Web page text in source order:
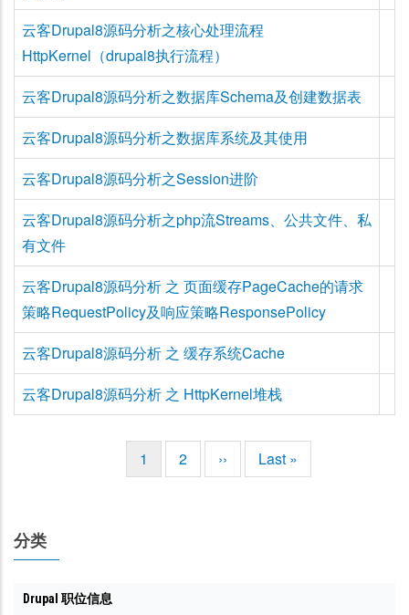
云客Drupal8源码分析之核心处理流程
HttpKernel（drupal8执行流程）
云客Drupal8源码分析之数据库Schema及创建数据表
云客Drupal8源码分析之数据库系统及其使用
云客Drupal8源码分析之Session进阶
云客Drupal8源码分析之php流Streams、公共文件、私
有文件
云客Drupal8源码分析 之 页面缓存PageCache的请求
策略RequestPolicy及响应策略ResponsePolicy
云客Drupal8源码分析 之 缓存系统Cache
云客Drupal8源码分析 之 HttpKernel堆栈
当
前
1
页
面
2
下
一
››
末
页
Last »
分类
Drupal 职位信息